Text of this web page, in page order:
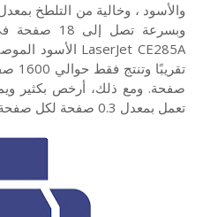
تعمل بمعدل 0.3 صفحة لكل صفحة. خيار ميزانية رائعة.